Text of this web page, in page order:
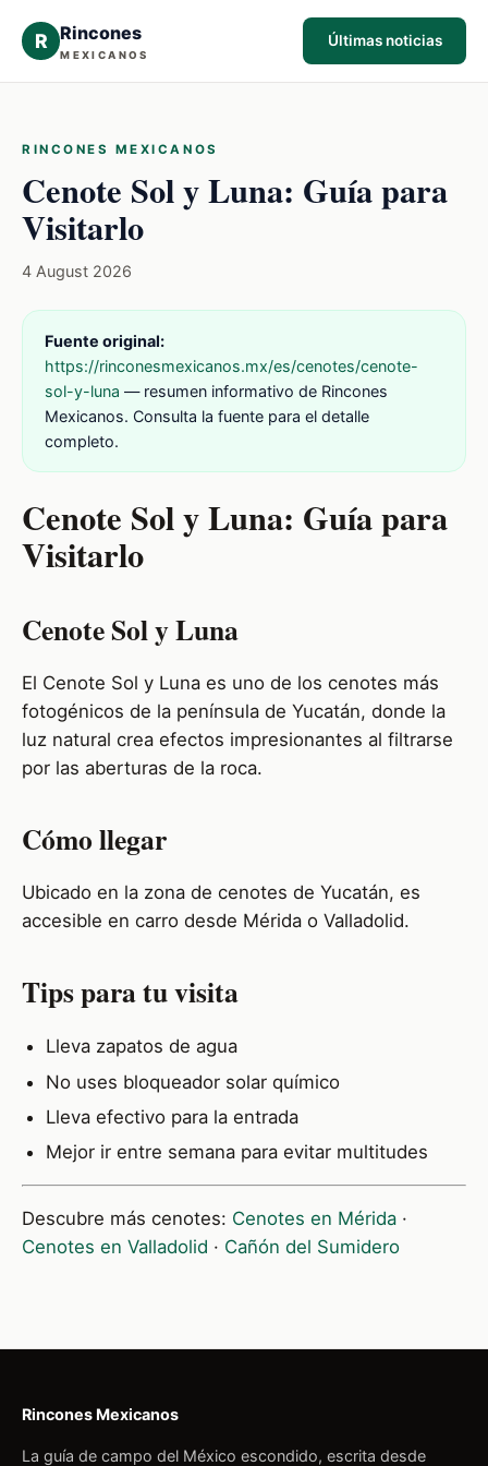
R Rincones
MEXICANOS
Últimas noticias
RINCONES MEXICANOS
Cenote Sol y Luna: Guía para
Visitarlo
4 August 2026
Fuente original:
https://rinconesmexicanos.mx/es/cenotes/cenote-
sol-y-luna — resumen informativo de Rincones
Mexicanos. Consulta la fuente para el detalle
completo.
Cenote Sol y Luna: Guía para
Visitarlo
Cenote Sol y Luna
El Cenote Sol y Luna es uno de los cenotes más
fotogénicos de la península de Yucatán, donde la
luz natural crea efectos impresionantes al filtrarse
por las aberturas de la roca.
Cómo llegar
Ubicado en la zona de cenotes de Yucatán, es
accesible en carro desde Mérida o Valladolid.
Tips para tu visita
Lleva zapatos de agua
No uses bloqueador solar químico
Lleva efectivo para la entrada
Mejor ir entre semana para evitar multitudes
Descubre más cenotes: Cenotes en Mérida ·
Cenotes en Valladolid · Cañón del Sumidero
Rincones Mexicanos
La guía de campo del México escondido, escrita desde